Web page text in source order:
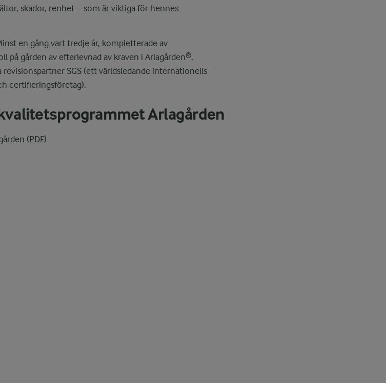
skador, renhet – som är viktiga för hennes
en gång vart tredje år, kompletterade av
på gården av efterlevnad av kraven i Arlagården®.
SGS (ett världsledande internationells
certifieringsföretag).
Arlagården
(PDF)